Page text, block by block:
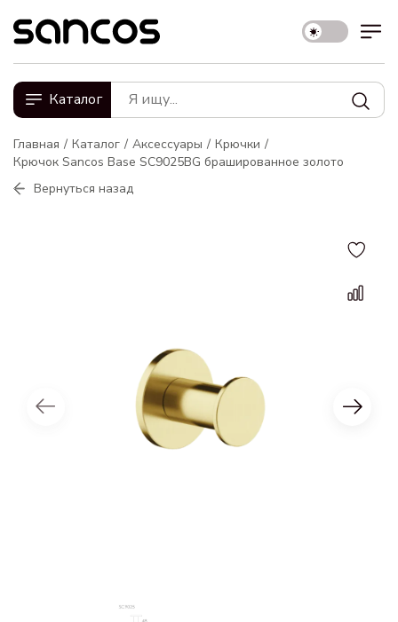
Каталог
Главная Каталог Аксессуары
Крючки
Крючок Sancos Base SC9025BG брашированное золото
Вернуться назад